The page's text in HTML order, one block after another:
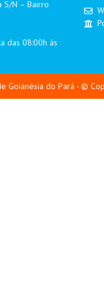
S/N – Bairro
das 08:00h às
Goianésia do Pará - ©